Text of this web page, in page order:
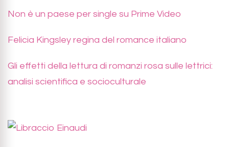
Non è un paese per single su Prime Video
Felicia Kingsley regina del romance italiano
Gli effetti della lettura di romanzi rosa sulle lettrici:
analisi scientifica e socioculturale